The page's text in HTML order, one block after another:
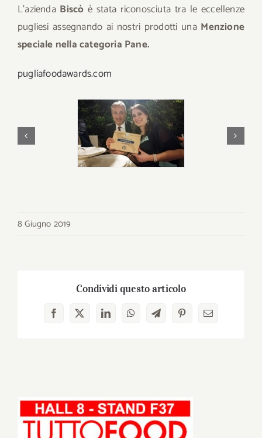
L’azienda Biscò è stata riconosciuta tra le eccellenze
pugliesi assegnando ai nostri prodotti una Menzione
speciale nella categoria Pane.
pugliafoodawards.com
8 Giugno 2019
Condividi questo articolo
Facebook
X LinkedInWhatsAppTelegramPinterestEmail